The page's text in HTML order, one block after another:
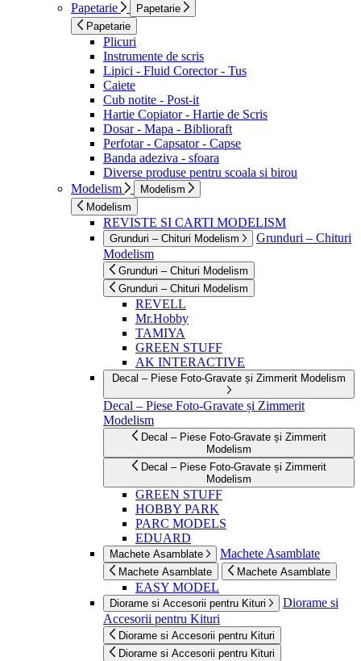
Papetarie
Papetarie
Papetarie
Plicuri
Instrumente de scris
Lipici - Fluid Corector - Tus
Caiete
Cub notite - Post-it
Hartie Copiator - Hartie de Scris
Dosar - Mapa - Biblioraft
Perfotar - Capsator - Capse
Banda adeziva - sfoara
Diverse produse pentru scoala si birou
Modelism
Modelism
Modelism
REVISTE SI CARTI MODELISM
Grunduri – Chituri Modelism
Grunduri – Chituri
Modelism
Grunduri – Chituri Modelism
Grunduri – Chituri Modelism
REVELL
Mr.Hobby
TAMIYA
GREEN STUFF
AK INTERACTIVE
Decal – Piese Foto-Gravate și Zimmerit Modelism
Decal – Piese Foto-Gravate și Zimmerit
Modelism
Decal – Piese Foto-Gravate și Zimmerit
Modelism
Decal – Piese Foto-Gravate și Zimmerit
Modelism
GREEN STUFF
HOBBY PARK
PARC MODELS
EDUARD
Machete Asamblate Machete Asamblate
Machete Asamblate Machete Asamblate
EASY MODEL
Diorame si Accesorii pentru Kituri
Diorame si
Accesorii pentru Kituri
Diorame si Accesorii pentru Kituri
Diorame si Accesorii pentru Kituri